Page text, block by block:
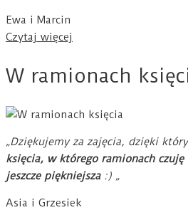
Ewa i Marcin
Czytaj więcej
W ramionach
„Dziękujemy za zajęcia, dzięki
księcia, w którego ramionach czuję
jeszcze piękniejsza:) „
Asia i Grzesiek